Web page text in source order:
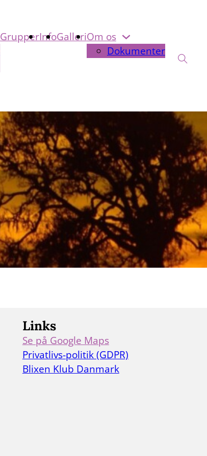
GrupperInfoGalleriOm os
Dokumenter
Links
Se på Google Maps
Se vores adresse på Google Maps
Privatlivs-politik (GDPR)
Læs vores privatlivs-politik
Blixen Klub Danmark